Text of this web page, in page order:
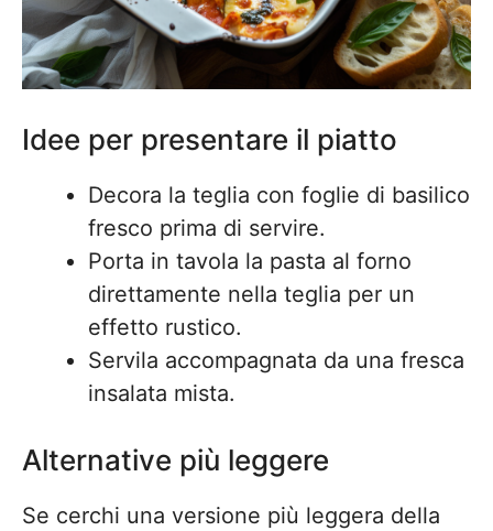
Idee per presentare il piatto
Decora la teglia con foglie di basilico
fresco prima di servire.
Porta in tavola la pasta al forno
direttamente nella teglia per un
effetto rustico.
Servila accompagnata da una fresca
insalata mista.
Alternative più leggere
Se cerchi una versione più leggera della